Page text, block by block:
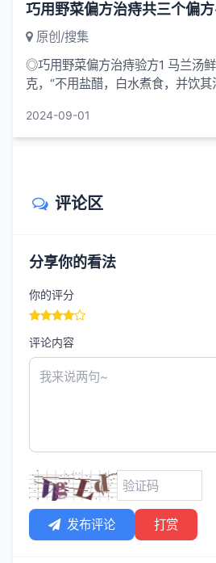
原创/搜集
◎巧用野菜偏方治痔验方1 马兰汤
克，“不用盐醋，白水煮食，并饮其
血。验方2马...
2024-09-01
评论区
分享你的看法
你的评分
评论内容
发布评论 打赏